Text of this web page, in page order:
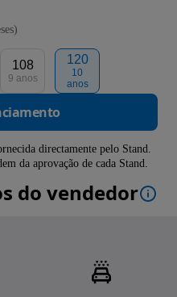
108
9 anos
120
10
anos
directamente pelo Stand.
da aprovação de cada Stand.
do vendedor